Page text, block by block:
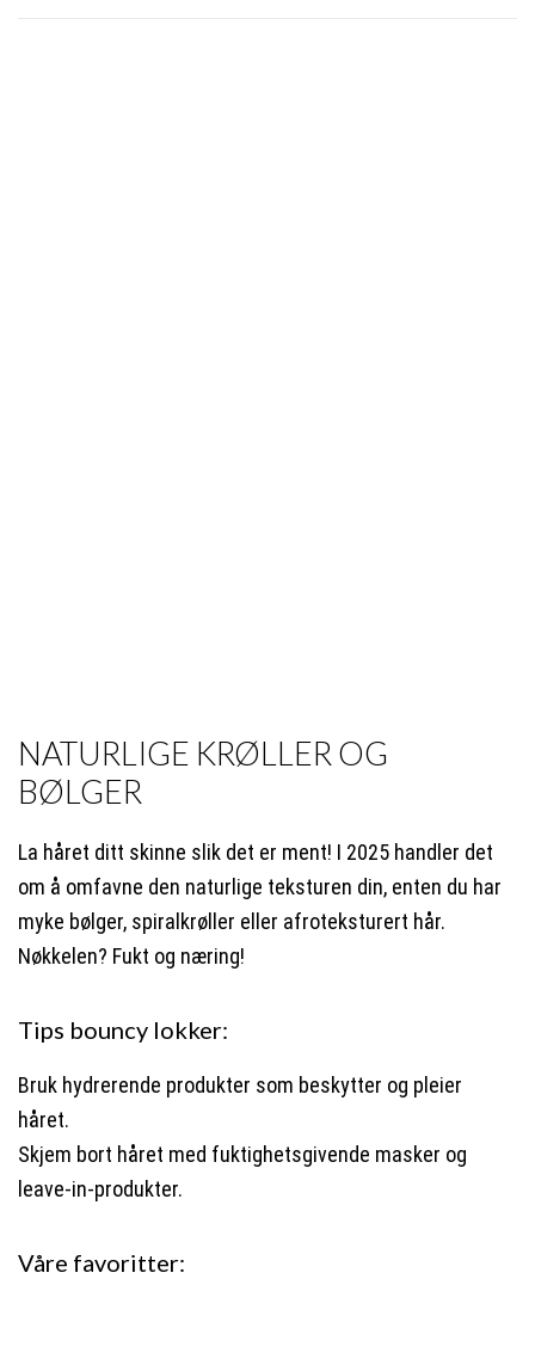
NATURLIGE KRØLLER OG
BØLGER
La håret ditt skinne slik det er ment! I 2025 handler det
om å omfavne den naturlige teksturen din, enten du har
myke bølger, spiralkrøller eller afroteksturert hår.
Nøkkelen? Fukt og næring!
Tips bouncy lokker:
Bruk hydrerende produkter som beskytter og pleier
håret.
Skjem bort håret med fuktighetsgivende masker og
leave-in-produkter.
Våre favoritter: